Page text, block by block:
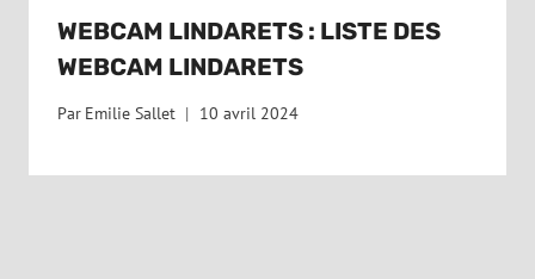
WEBCAM LINDARETS : LISTE DES
WEBCAM LINDARETS
Par Emilie Sallet 10 avril 2024